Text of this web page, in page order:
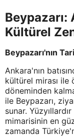
Beypazarı:
Kültürel
Beypazarı'nın
Ankara'nın
kültürel mirası ile
döneminden
ile Beypazarı,
sunar.
mimarisinin en
zamanda